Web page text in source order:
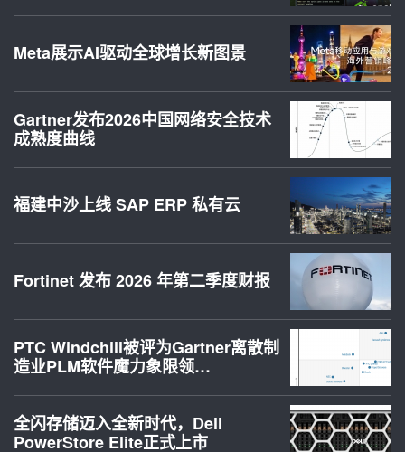
Meta展示AI驱动全球增长新图景
Gartner发布2026中国网络安全技术
成熟度曲线
福建中沙上线 SAP ERP 私有云
Fortinet 发布 2026 年第二季度财报
PTC Windchill被评为Gartner离散制
造业PLM软件魔力象限领…
全闪存储迈入全新时代，Dell
PowerStore Elite正式上市